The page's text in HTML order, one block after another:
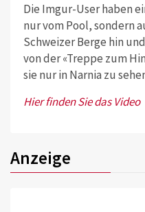
Die Imgur-User haben
nur vom Pool, sondern
Schweizer Berge hin
von der «Treppe zum
sie nur in Narnia zu
Hier finden Sie das Video
Anzeige